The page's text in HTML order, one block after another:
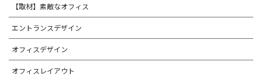
【取材】素敵なオフィス
エントランスデザイン
オフィスデザイン
オフィスレイアウト